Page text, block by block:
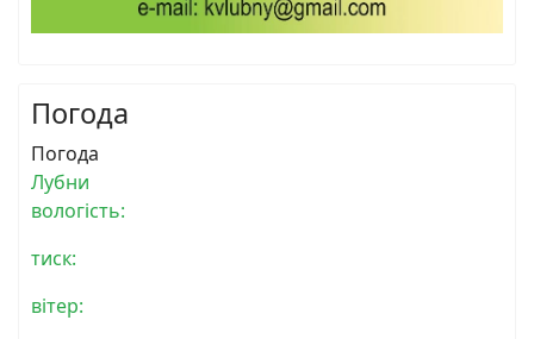
Погода
Погода
Лубни
вологість:
тиск:
вітер: